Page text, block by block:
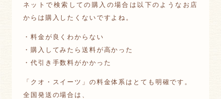
ネットで検索しての購入の場合は以下のようなお店
からは購入したくないですよね。
・料金が良くわからない
・購入してみたら送料が高かった
・代引き手数料がかかった
「クオ・スイーツ」の料金体系はとても明確です。
全国発送の場合は、